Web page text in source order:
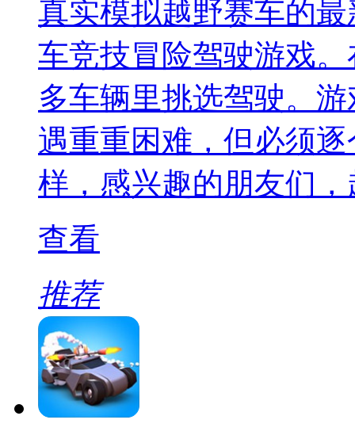
真实模拟越野赛车的
车竞技冒险驾驶游戏
多车辆里挑选驾驶。
遇重重困难，但必须
样，感兴趣的朋友们
查看
推荐